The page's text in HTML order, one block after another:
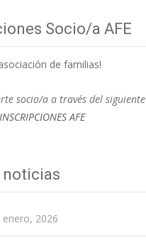
Socio/a AFE
de familias!
socio/a a través del siguiente
AFE
noticias
enero, 2026